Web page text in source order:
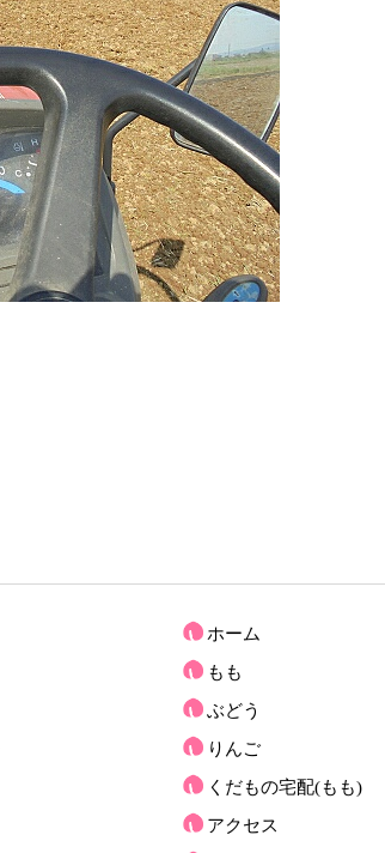
ホーム
もも
ぶどう
りんご
くだもの宅配(もも)
アクセス